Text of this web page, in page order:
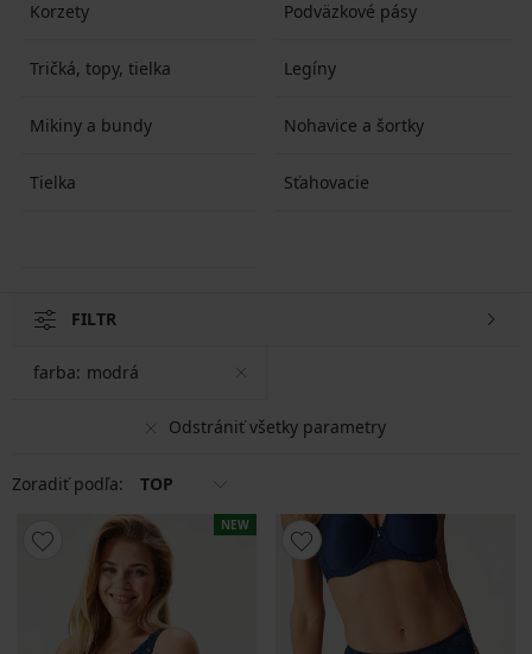
Korzety Podväzkové pásy
Tričká, topy, tielka Legíny
Mikiny a bundy Nohavice a šortky
Tielka Sťahovacie
FILTR
Odstrániť všetky parametry
farba: modrá
Zoradiť podľa: TOP
NEW